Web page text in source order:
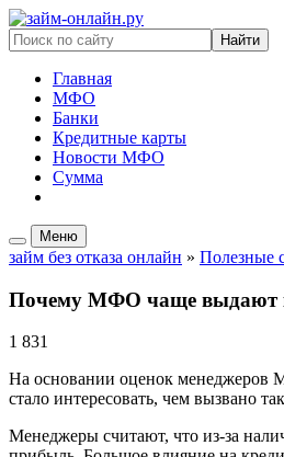
Найти
Главная
МФО
Банки
Кредитные карты
Новости МФО
Сумма
Меню
займ без отказа онлайн » Полезные
Почему МФО чаще выдают
1 831
На основании оценок менеджеров
стало интересовать, чем вызвано
Менеджеры считают, что из-за